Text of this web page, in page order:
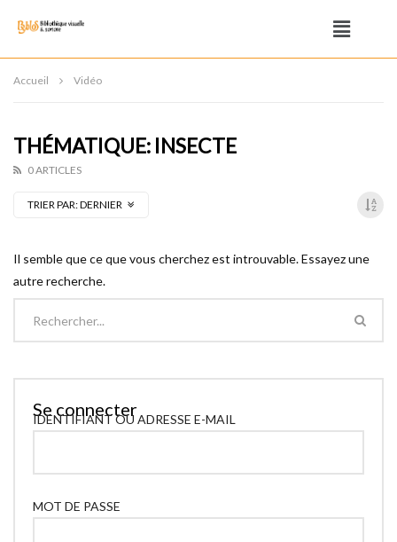
Accueil Vidéo
THÉMATIQUE: INSECTE
0 ARTICLES
TRIER PAR:DERNIER
Il semble que ce que vous cherchez est introuvable. Essayez une
autre recherche.
Se connecter
IDENTIFIANT OU ADRESSE E-MAIL
MOT DE PASSE